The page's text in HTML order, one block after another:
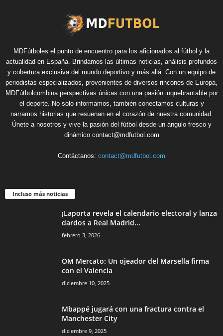
MDFútboles el punto de encuentro para los aficionados al fútbol y la
actualidad en España. Brindamos las últimas noticias, análisis profundos
y cobertura exclusiva del mundo deportivo y más allá. Con un equipo de
periodistas especializados, provenientes de diversos rincones de Europa,
MDFútbolcombina perspectivas únicas con una pasión inquebrantable por
el deporte. No solo informamos, también conectamos culturas y
narramos historias que resuenan en el corazón de nuestra comunidad.
Únete a nosotros y vive la pasión del fútbol desde un ángulo fresco y
dinámico contact@mdfutbol.com
Contáctanos: contact@mdfutbol.com
Incluso más noticias
¡Laporta revela el calendario electoral y lanza
dardos a Real Madrid...
febrero 3, 2026
OM Mercato: Un ojeador del Marsella firma
con el Valencia
diciembre 10, 2025
Mbappé jugará con una fractura contra el
Manchester City
diciembre 9, 2025